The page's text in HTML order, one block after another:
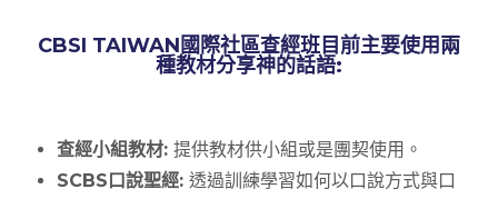
CBSI TAIWAN國際社區查經班目前主要使用兩
種教材分享神的話語:
查經小組教材:提供教材供小組或是團契使用。
SCBS口說聖經:透過訓練學習如何以口說方式與口